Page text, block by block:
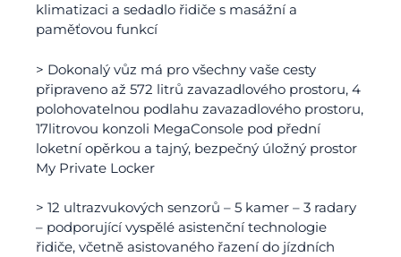
klimatizaci a sedadlo řidiče s masážní a
paměťovou funkcí
> Dokonalý vůz má pro všechny vaše cesty
připraveno až 572 litrů zavazadlového prostoru, 4
polohovatelnou podlahu zavazadlového prostoru,
17litrovou konzoli MegaConsole pod přední
loketní opěrkou a tajný, bezpečný úložný prostor
My Private Locker
> 12 ultrazvukových senzorů – 5 kamer – 3 radary
– podporující vyspělé asistenční technologie
řidiče, včetně asistovaného řazení do jízdních